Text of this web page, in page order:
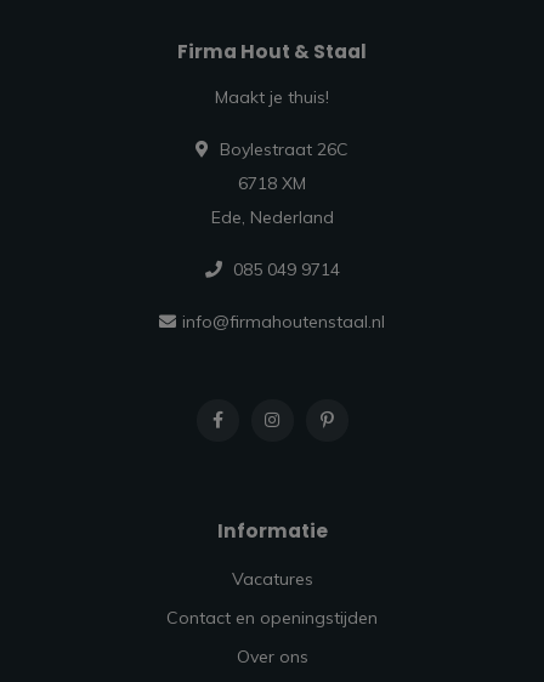
Firma Hout & Staal
Maakt je thuis!
Boylestraat 26C
6718 XM
Ede, Nederland
085 049 9714
info@firmahoutenstaal.nl
Informatie
Vacatures
Contact en openingstijden
Over ons